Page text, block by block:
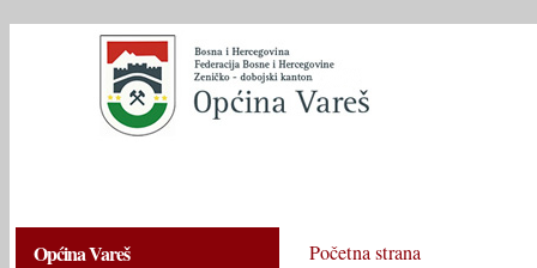
Općina Vareš Početna strana